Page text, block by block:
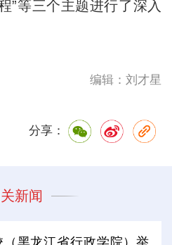
”等三个主题进行了深入
编辑：刘才星
分享：
新闻
黑龙江省行政学院）举